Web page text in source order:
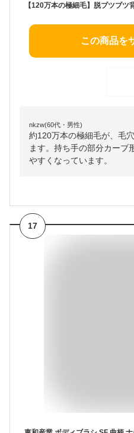
この商品を
nkzw(60代・男性)
約120万本の極細毛が、毛
ます。持ち手の部分カーブ
やすくなっています。
17